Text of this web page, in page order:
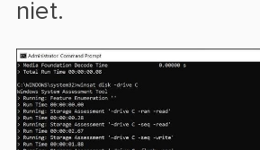
niet.